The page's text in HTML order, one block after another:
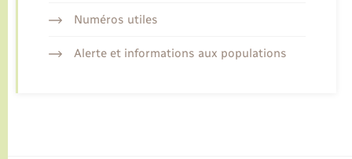
Numéros utiles
Alerte et informations aux populations